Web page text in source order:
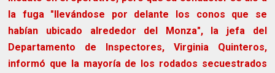
la fuga "llevándose por delante los conos que se
habían ubicado alrededor del Monza", la jefa del
Departamento de Inspectores, Virginia Quinteros,
informó que la mayoría de los rodados secuestrados